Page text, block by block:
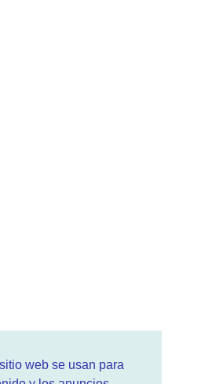
web se usan para